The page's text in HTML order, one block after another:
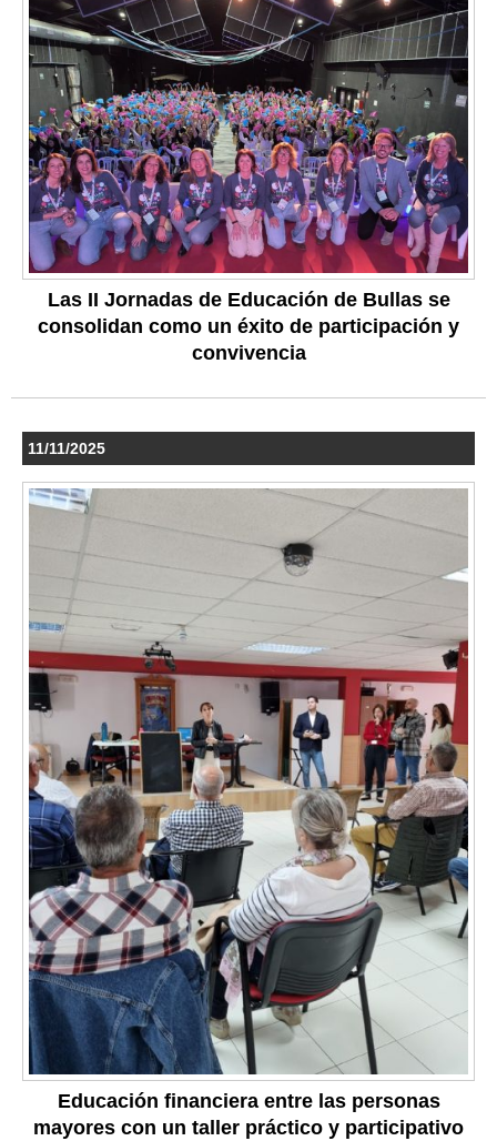
Las II Jornadas de Educación de Bullas se
consolidan como un éxito de participación y
convivencia
11/11/2025
Educación financiera entre las personas
mayores con un taller práctico y participativo